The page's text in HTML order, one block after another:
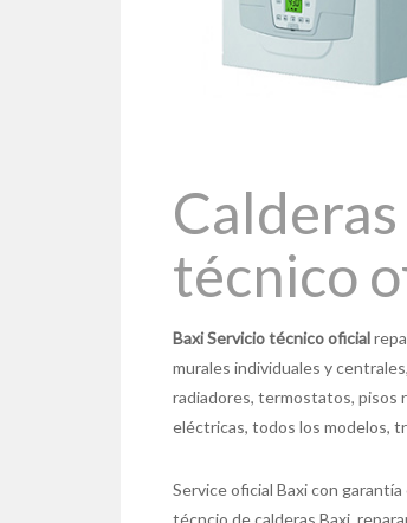
técnico
Baxi Servicio técnico oficial
murales individuales y
radiadores, termostatos, pisos
eléctricas, todos los modelos,
Service oficial Baxi con